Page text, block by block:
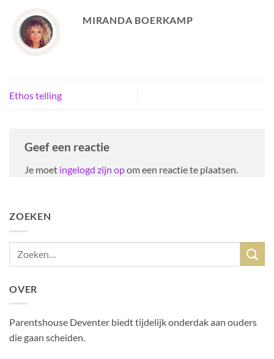
ZOEKEN
OVER
Parentshouse Deventer biedt tijdelijk onderdak aan ouders
die gaan scheiden.
MIRANDA BOERKAMP
Ethos telling
Geef een reactie
Je moet ingelogd zijn opom een reactie te plaatsen.